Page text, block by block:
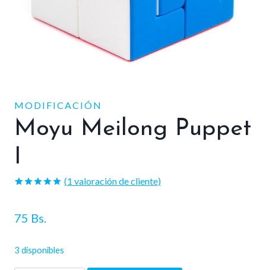
MODIFICACIÓN
Moyu Meilong Puppet
I
de 5 en
base a
cliente
(1 valoración de cliente)
75 Bs.
3 disponibles